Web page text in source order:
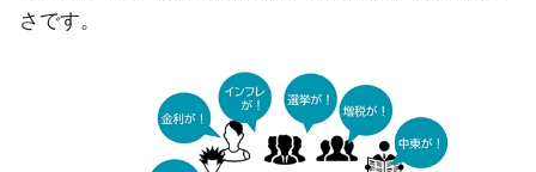
さです。